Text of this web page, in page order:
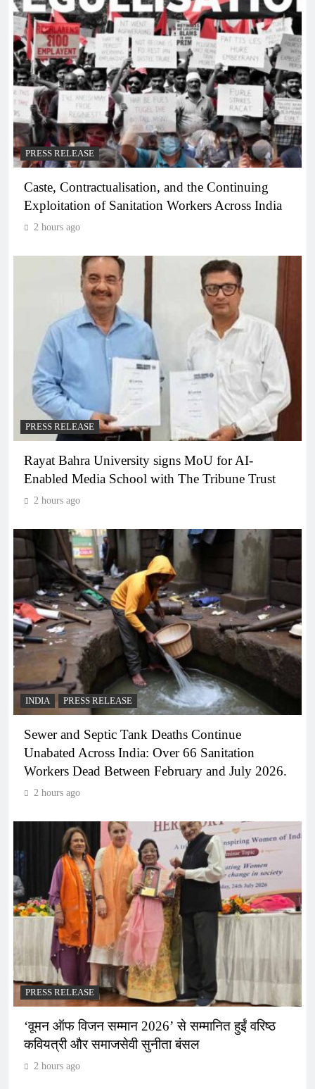
PRESS RELEASE
Caste, Contractualisation, and the Continuing
Exploitation of Sanitation Workers Across India
2 hours ago
PRESS RELEASE
Rayat Bahra University signs MoU for AI-
Enabled Media School with The Tribune Trust
2 hours ago
INDIA PRESS RELEASE
Sewer and Septic Tank Deaths Continue
Unabated Across India: Over 66 Sanitation
Workers Dead Between February and July 2026.
2 hours ago
PRESS RELEASE
‘वूमन ऑफ विजन सम्मान 2026’ से सम्मानित हुईं वरिष्ठ
कवियत्री और समाजसेवी सुनीता बंसल
2 hours ago